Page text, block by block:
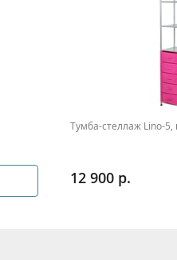
Тумба-стеллаж Lino-5,
12 900